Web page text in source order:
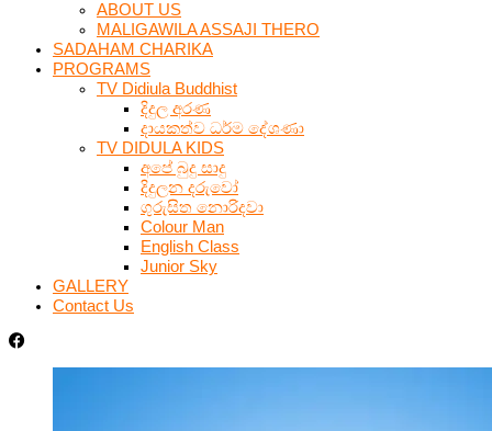
ABOUT US
MALIGAWILA ASSAJI THERO
SADAHAM CHARIKA
PROGRAMS
TV Didiula Buddhist
දිදුල අරණ
දායකත්ව ධර්ම දේශණා
TV DIDULA KIDS
අපේ බුදු සාදු
දිදුලන දරුවෝ
ගුරුසිත නොරිදවා
Colour Man
English Class
Junior Sky
GALLERY
Contact Us